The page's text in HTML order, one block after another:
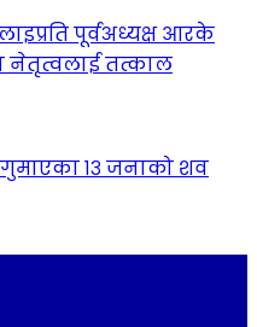
पूर्वअध्यक्ष आरके
नेतृत्वलाई तत्काल
१३ जनाको शव